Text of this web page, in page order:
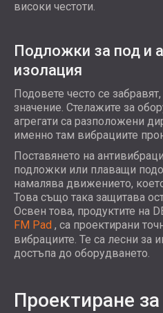
високи честоти.
Подложки за под и
изолация
Подовете често се
значение. Стелажите за
агрегати са разположени
именно там вибрациите
Поставянето на
подложки или плаващи
намалява движението,
Това също така защитава
Освен това, продуктите на
FM Pad , са проектирани
вибрациите. Те са лесни за
достъпа до оборудването.
Проектиране за